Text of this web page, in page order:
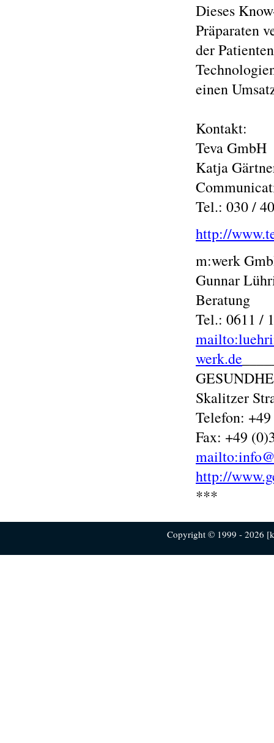
Dieses
Präparaten
der
einen
Kontakt:
Teva GmbH
Katja
Tel.: 030 /
http://
m:werk
Gunnar
Beratung
Tel.: 0611 /
werk.de
Skalitzer
Telefon:
Fax: +49
http://
***
Copyright © 1999 - 2026